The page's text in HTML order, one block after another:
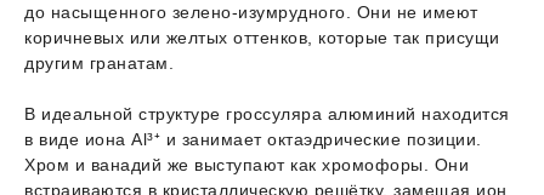
до насыщенного зелено-изумрудного. Они не имеют
коричневых или желтых оттенков, которые так присущи
другим гранатам.
В идеальной структуре гроссуляра алюминий находится
в виде иона Al³⁺ и занимает октаэдрические позиции.
Хром и ванадий же выступают как хромофоры. Они
встраиваются в кристаллическую решётку, замещая ион